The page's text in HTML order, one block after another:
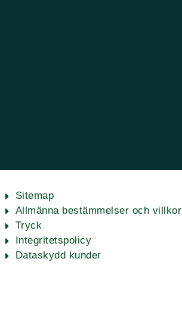
Sitemap
Allmänna bestämmelser och villkor
Tryck
Integritetspolicy
Dataskydd kunder